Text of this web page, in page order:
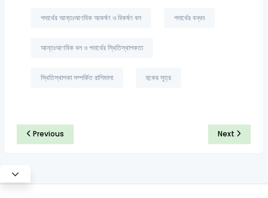
পদার্থের আন্তঃআণবিক আকর্ষণ ও বিকর্ষণ বল পদার্থের বন্ধন
আন্তঃআণবিক বল ও পদার্থের স্থিতিস্থাপকতা
স্থিতিস্থাপকা সম্পর্কিত রাশিমালা হুকের সূত্র
Previous Next